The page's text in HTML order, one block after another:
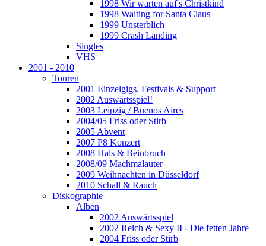
1998 Wir warten auf's Christkind
1998 Waiting for Santa Claus
1999 Unsterblich
1999 Crash Landing
Singles
VHS
2001 - 2010
Touren
2001 Einzelgigs, Festivals & Support
2002 Auswärtsspiel!
2003 Leipzig / Buenos Aires
2004/05 Friss oder Stirb
2005 Abvent
2007 P8 Konzert
2008 Hals & Beinbruch
2008/09 Machmalauter
2009 Weihnachten in Düsseldorf
2010 Schall & Rauch
Diskographie
Alben
2002 Auswärtsspiel
2002 Reich & Sexy II - Die fetten Jahre
2004 Friss oder Stirb